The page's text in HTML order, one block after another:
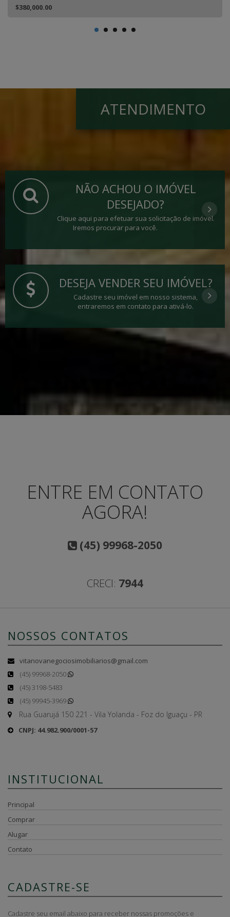
$380,000.00
ATENDIMENTO
NÃO ACHOU O IMÓVEL
DESEJADO?
Clique aqui para efetuar sua solicitação de imóvel.
Iremos procurar para você.
DESEJA VENDER SEU IMÓVEL?
Cadastre seu imóvel em nosso sistema,
entraremos em contato para ativá-lo.
ENTRE EM CONTATO
AGORA!
(45) 99968-2050
CRECI: 7944
NOSSOS CONTATOS
vitanovanegociosimobiliarios@gmail.com
(45) 99968-2050
(45) 3198-5483
(45) 99945-3969
Rua Guarujá 150 221 - Vila Yolanda - Foz do Iguaçu - PR
CNPJ: 44.982.900/0001-57
INSTITUCIONAL
Principal
Comprar
Alugar
Contato
CADASTRE-SE
Cadastre seu email abaixo para receber nossas promoções e